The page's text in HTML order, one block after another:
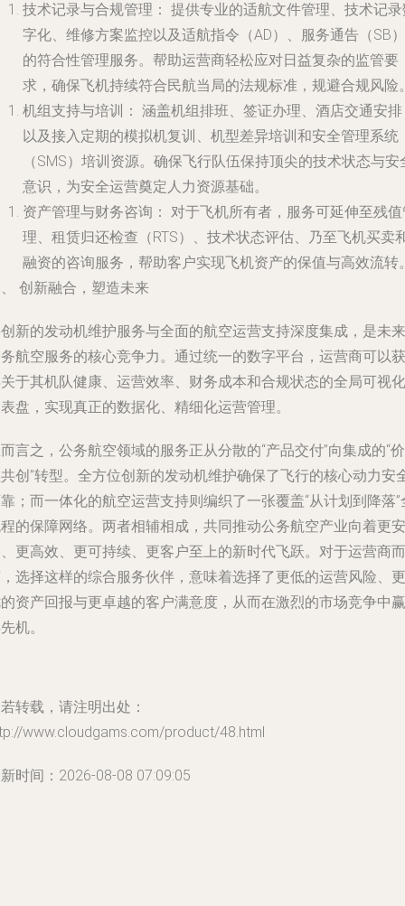
技术记录与合规管理： 提供专业的适航文件管理、技术记
字化、维修方案监控以及适航指令（AD）、服务通告（SB）
的符合性管理服务。帮助运营商轻松应对日益复杂的监管要
求，确保飞机持续符合民航当局的法规标准，规避合规风险
机组支持与培训： 涵盖机组排班、签证办理、酒店交通安
以及接入定期的模拟机复训、机型差异培训和安全管理系统
（SMS）培训资源。确保飞行队伍保持顶尖的技术状态与安
意识，为安全运营奠定人力资源基础。
资产管理与财务咨询： 对于飞机所有者，服务可延伸至残
理、租赁归还检查（RTS）、技术状态评估、乃至飞机买卖
融资的咨询服务，帮助客户实现飞机资产的保值与高效流转
创新融合，塑造未来
新的发动机维护服务与全面的航空运营支持深度集成，是未来
航空服务的核心竞争力。通过统一的数字平台，运营商可以获
于其机队健康、运营效率、财务成本和合规状态的全局可视化
盘，实现真正的数据化、精细化运营管理。
言之，公务航空领域的服务正从分散的“产品交付”向集成的“价
创”转型。全方位创新的发动机维护确保了飞行的核心动力安
；而一体化的航空运营支持则编织了一张覆盖“从计划到降落”
的保障网络。两者相辅相成，共同推动公务航空产业向着更安
更高效、更可持续、更客户至上的新时代飞跃。对于运营商而
选择这样的综合服务伙伴，意味着选择了更低的运营风险、更
资产回报与更卓越的客户满意度，从而在激烈的市场竞争中赢
机。
转载，请注明出处：
www.cloudgams.com/product/48.html
时间：2026-08-08 07:09:05